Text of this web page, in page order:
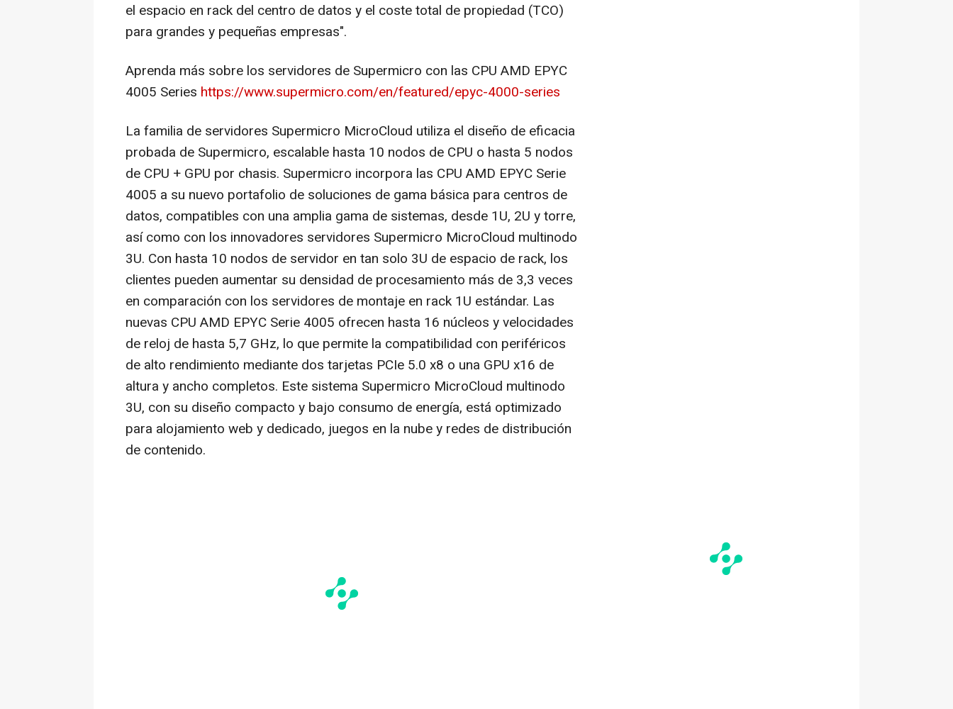
el espacio en rack del centro de datos y el coste total de propiedad (TCO)
para grandes y pequeñas empresas".
Aprenda más sobre los servidores de Supermicro con las CPU AMD EPYC
4005 Series https://www.supermicro.com/en/featured/epyc-4000-series
La familia de servidores Supermicro MicroCloud utiliza el diseño de eficacia
probada de Supermicro, escalable hasta 10 nodos de CPU o hasta 5 nodos
de CPU + GPU por chasis. Supermicro incorpora las CPU AMD EPYC Serie
4005 a su nuevo portafolio de soluciones de gama básica para centros de
datos, compatibles con una amplia gama de sistemas, desde 1U, 2U y torre,
así como con los innovadores servidores Supermicro MicroCloud multinodo
3U. Con hasta 10 nodos de servidor en tan solo 3U de espacio de rack, los
clientes pueden aumentar su densidad de procesamiento más de 3,3 veces
en comparación con los servidores de montaje en rack 1U estándar. Las
nuevas CPU AMD EPYC Serie 4005 ofrecen hasta 16 núcleos y velocidades
de reloj de hasta 5,7 GHz, lo que permite la compatibilidad con periféricos
de alto rendimiento mediante dos tarjetas PCIe 5.0 x8 o una GPU x16 de
altura y ancho completos. Este sistema Supermicro MicroCloud multinodo
3U, con su diseño compacto y bajo consumo de energía, está optimizado
para alojamiento web y dedicado, juegos en la nube y redes de distribución
de contenido.